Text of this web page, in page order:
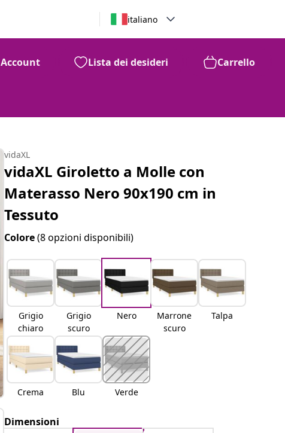
italiano
Account Lista dei desideri Carrello
vidaXL
vidaXL Giroletto a Molle con
Materasso Nero 90x190 cm in
Tessuto
Colore(8 opzioni disponibili)
Grigio
chiaro
Grigio
scuro
Nero
Marrone
scuro
Talpa
Crema Blu Verde
Dimensioni